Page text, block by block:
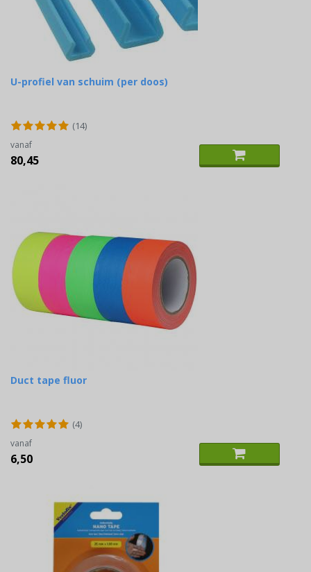
U-profiel van schuim (per doos)
(14)
vanaf
80,45
Duct tape fluor
(4)
vanaf
6,50